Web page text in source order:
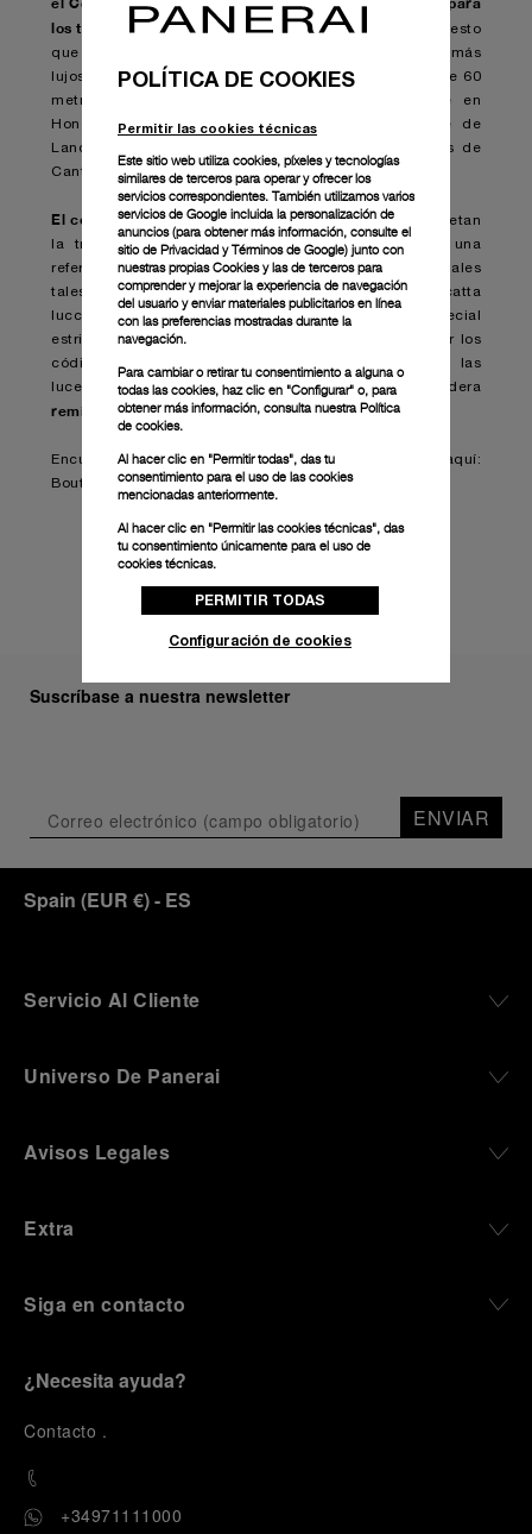
los turistas que visitan el Hong Kong metropolitano, puesto
que allí pueden dedicarse a hacer sus compras más
lujosas y exclusivas. La boutique, con una superficie de 60
metros cuadrados, es la quinta que Panerai abre en
Hong Kong desde la inauguración de la boutique de
Landmark Prince (la primera en Asia, en 2002) y las de
Canton Road, IFC y Times Square.
El concepto del diseño y los materialesutilizados respetan
la tradición italiana de Panerai y se alzan como una
referencia clara al universo submarino. El uso de materiales
tales como el mármol italiano veteado "calacatta
luccioso", el latón pulido, el bronce y un cristal especial
estriado, ondulado y transparente permite reinterpretar los
códigos técnicos de la casa relojera, mientras que las
luces de latón y los mostradores con detalles de madera
remiten al mundo del mar y los veleros.
Encuentre más información sobre la boutique aquí:
Boutique Tsim Sha Tsui East de Panerai
Mapa
Suscríbase a nuestra newsletter
ENVIAR
Spain (EUR €)- ES
Servicio Al Cliente
Universo De Panerai
Avisos Legales
Extra
Siga en contacto
¿Necesita ayuda?
Contacto .
+34971111000
POLÍTICA DE COOKIES
Permitir las cookies técnicas
Este sitio web utiliza cookies, píxeles y tecnologías
similares de terceros para operar y ofrecer los
servicios correspondientes. También utilizamos varios
servicios de Google incluida la personalización de
anuncios (para obtener más información, consulte el
sitio de Privacidad y Términos de Google) junto con
nuestras propias Cookies y las de terceros para
comprender y mejorar la experiencia de navegación
del usuario y enviar materiales publicitarios en línea
con las preferencias mostradas durante la
navegación.
Para cambiar o retirar tu consentimiento a alguna o
todas las cookies, haz clic en "Configurar" o, para
obtener más información, consulta nuestra Política
de cookies.
Al hacer clic en "Permitir todas", das tu
consentimiento para el uso de las cookies
mencionadas anteriormente.
Al hacer clic en "Permitir las cookies técnicas", das
tu consentimiento únicamente para el uso de
cookies técnicas.
PERMITIR TODAS
Configuración de cookies